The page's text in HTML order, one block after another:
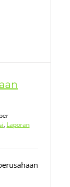
, Laporan